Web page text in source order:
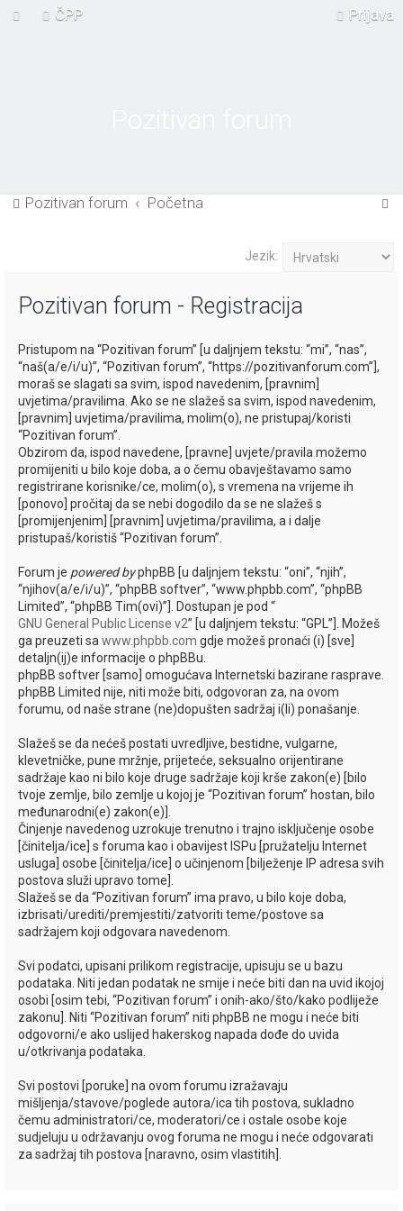
ČPP Prijava
Pozitivan forum Početna
Jezik:
Pozitivan forum - Registracija
Pristupom na “Pozitivan forum” [u daljnjem tekstu: “mi”, “nas”,
“naš(a/e/i/u)”, “Pozitivan forum”, “https://pozitivanforum.com”],
moraš se slagati sa svim, ispod navedenim, [pravnim]
uvjetima/pravilima. Ako se ne slažeš sa svim, ispod navedenim,
[pravnim] uvjetima/pravilima, molim(o), ne pristupaj/koristi
“Pozitivan forum”.
Obzirom da, ispod navedene, [pravne] uvjete/pravila možemo
promijeniti u bilo koje doba, a o čemu obavještavamo samo
registrirane korisnike/ce, molim(o), s vremena na vrijeme ih
[ponovo] pročitaj da se nebi dogodilo da se ne slažeš s
[promijenjenim] [pravnim] uvjetima/pravilima, a i dalje
pristupaš/koristiš “Pozitivan forum”.
Forum je powered byphpBB [u daljnjem tekstu: “oni”, “njih”,
“njihov(a/e/i/u)”, “phpBB softver”, “www.phpbb.com”, “phpBB
Limited”, “phpBB Tim(ovi)”]. Dostupan je pod “
GNU General Public License v2” [u daljnjem tekstu: “GPL”]. Možeš
ga preuzeti sa www.phpbb.com gdje možeš pronaći (i) [sve]
detaljn(ij)e informacije o phpBBu.
phpBB softver [samo] omogućava Internetski bazirane rasprave.
phpBB Limited nije, niti može biti, odgovoran za, na ovom
forumu, od naše strane (ne)dopušten sadržaj i(li) ponašanje.
Slažeš se da nećeš postati uvredljive, bestidne, vulgarne,
klevetničke, pune mržnje, prijeteće, seksualno orijentirane
sadržaje kao ni bilo koje druge sadržaje koji krše zakon(e) [bilo
tvoje zemlje, bilo zemlje u kojoj je “Pozitivan forum” hostan, bilo
međunarodni(e) zakon(e)].
Činjenje navedenog uzrokuje trenutno i trajno isključenje osobe
[činitelja/ice] s foruma kao i obavijest ISPu [pružatelju Internet
usluga] osobe [činitelja/ice] o učinjenom [bilježenje IP adresa svih
postova služi upravo tome].
Slažeš se da “Pozitivan forum” ima pravo, u bilo koje doba,
izbrisati/urediti/premjestiti/zatvoriti teme/postove sa
sadržajem koji odgovara navedenom.
Svi podatci, upisani prilikom registracije, upisuju se u bazu
podataka. Niti jedan podatak ne smije i neće biti dan na uvid ikojoj
osobi [osim tebi, “Pozitivan forum” i onih-ako/što/kako podliježe
zakonu]. Niti “Pozitivan forum” niti phpBB ne mogu i neće biti
odgovorni/e ako uslijed hakerskog napada dođe do uvida
u/otkrivanja podataka.
Svi postovi [poruke] na ovom forumu izražavaju
mišljenja/stavove/poglede autora/ica tih postova, sukladno
čemu administratori/ce, moderatori/ce i ostale osobe koje
sudjeluju u održavanju ovog foruma ne mogu i neće odgovarati
za sadržaj tih postova [naravno, osim vlastitih].